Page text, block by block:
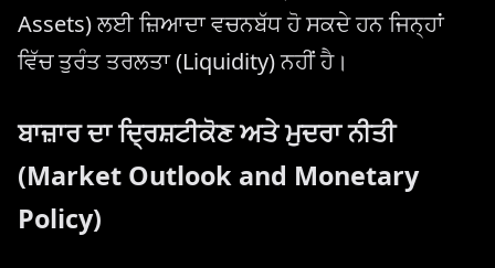
Assets) ਲਈ ਜ਼ਿਆਦਾ ਵਚਨਬੱਧ ਹੋ ਸਕਦੇ ਹਨ ਜਿਨ੍ਹਾਂ
ਵਿੱਚ ਤੁਰੰਤ ਤਰਲਤਾ (Liquidity) ਨਹੀਂ ਹੈ।
ਬਾਜ਼ਾਰ ਦਾ ਦ੍ਰਿਸ਼ਟੀਕੋਣ ਅਤੇ ਮੁਦਰਾ ਨੀਤੀ
(Market Outlook and Monetary
Policy)